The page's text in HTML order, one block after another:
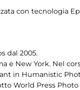
con tecnologia
dal 2005.
e New York. Nel
in Humanistic
World Press Photo